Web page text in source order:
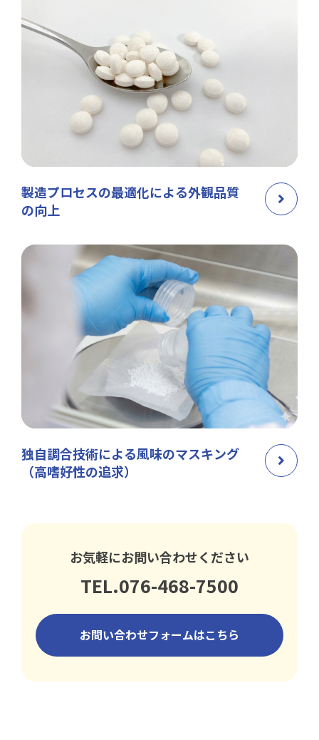
製造プロセスの最適化による外観品質
の向上
独自調合技術による風味のマスキング
（高嗜好性の追求）
お気軽にお問い合わせください
TEL.076-468-7500
お問い合わせフォームはこちら